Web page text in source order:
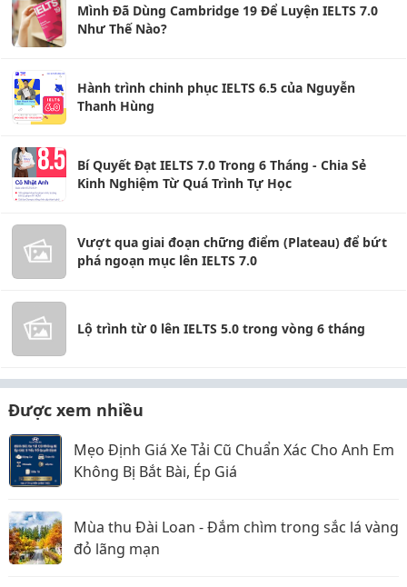
Mình Đã Dùng Cambridge 19 Để Luyện IELTS 7.0
Như Thế Nào?
Hành trình chinh phục IELTS 6.5 của Nguyễn
Thanh Hùng
Bí Quyết Đạt IELTS 7.0 Trong 6 Tháng - Chia Sẻ
Kinh Nghiệm Từ Quá Trình Tự Học
Vượt qua giai đoạn chững điểm (Plateau) để bứt
phá ngoạn mục lên IELTS 7.0
Lộ trình từ 0 lên IELTS 5.0 trong vòng 6 tháng
Được xem nhiều
Mẹo Định Giá Xe Tải Cũ Chuẩn Xác Cho Anh Em
Không Bị Bắt Bài, Ép Giá
Mùa thu Đài Loan - Đắm chìm trong sắc lá vàng
đỏ lãng mạn